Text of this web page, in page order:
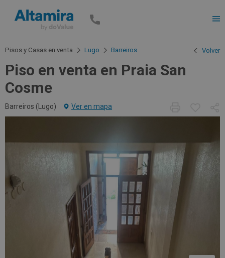
Pisos y Casas en venta Lugo Barreiros Volver
Piso en venta en Praia San
Cosme
Barreiros (Lugo) Ver en mapa